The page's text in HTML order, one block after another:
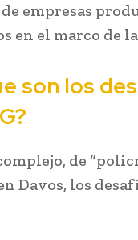
empresas
el marco de la
son los
de
Davos, los